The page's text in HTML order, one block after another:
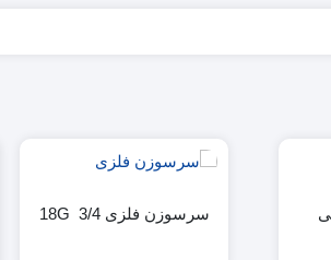
سرسوزن فلزی 3/4 18G